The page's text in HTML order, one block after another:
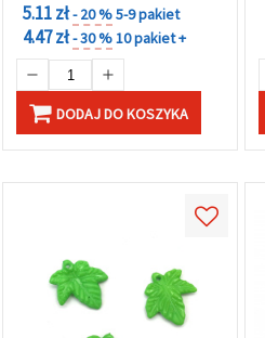
5.11 zł- 20 %5-9 pakiet
4.47 zł- 30 %10 pakiet +
DODAJ DO KOSZYKA